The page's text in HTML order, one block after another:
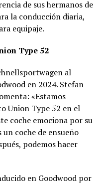
de sus hermanos de
la conducción diaria,
equipaje.
Type 52
al
en 2024. Stefan
«Estamos
Union Type 52 en el
coche emociona por su
coche de ensueño
podemos hacer
en Goodwood por